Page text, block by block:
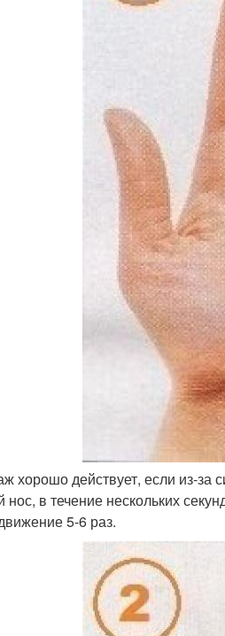
хорошо действует, если из-за
в течение нескольких
5-6 раз.